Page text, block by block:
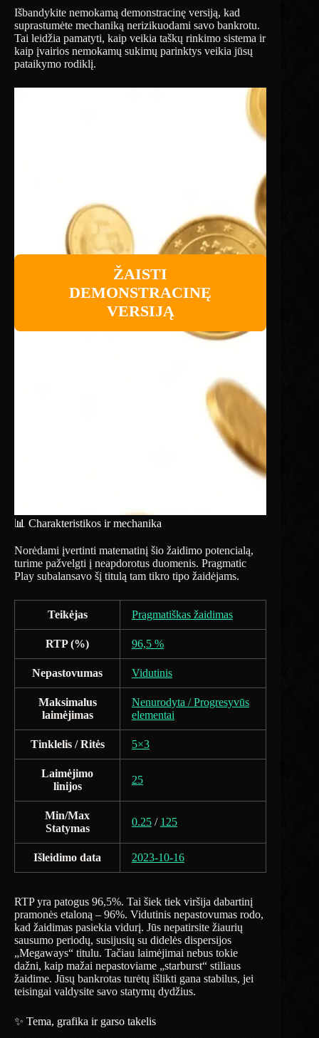
Išbandykite nemokamą demonstracinę versiją, kad
suprastumėte mechaniką nerizikuodami savo bankrotu.
Tai leidžia pamatyti, kaip veikia taškų rinkimo sistema ir
kaip įvairios nemokamų sukimų parinktys veikia jūsų
pataikymo rodiklį.
ŽAISTI
DEMONSTRACINĘ
VERSIJĄ
📊 Charakteristikos ir mechanika
Norėdami įvertinti matematinį šio žaidimo potencialą,
turime pažvelgti į neapdorotus duomenis. Pragmatic
Play subalansavo šį titulą tam tikro tipo žaidėjams.
Teikėjas Pragmatiškas žaidimas
RTP (%) 96,5 %
Nepastovumas Vidutinis
Maksimalus
laimėjimas
Nenurodyta / Progresyvūs
elementai
Tinklelis / Ritės 5×3
Laimėjimo
linijos
25
Min/Max
Statymas
0.25 / 125
Išleidimo data 2023-10-16
RTP yra patogus 96,5%. Tai šiek tiek viršija dabartinį
pramonės etaloną – 96%. Vidutinis nepastovumas rodo,
kad žaidimas pasiekia vidurį. Jūs nepatirsite žiaurių
sausumo periodų, susijusių su didelės dispersijos
„Megaways“ titulu. Tačiau laimėjimai nebus tokie
dažni, kaip mažai nepastoviame „starburst“ stiliaus
žaidime. Jūsų bankrotas turėtų išlikti gana stabilus, jei
teisingai valdysite savo statymų dydžius.
✨ Tema, grafika ir garso takelis